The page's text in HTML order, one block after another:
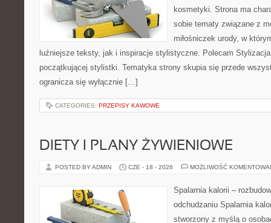
kosmetyki. Strona ma
sobie tematy związane z
miłośniczek urody, w
luźniejsze teksty, jak i inspiracje stylistyczne. Polecam
początkującej stylistki. Tematyka strony skupia się przede
ogranicza się wyłącznie […]
CATEGORIES: PRZEPISY KAWOWE
DIETY I PLANY ŻYWIENIOWE
POSTED BY ADMIN CZE - 18 - 2026 MOŻLIWOŚĆ
Spalarnia kalorii –
odchudzaniu Spalarnia
stworzony z myślą o